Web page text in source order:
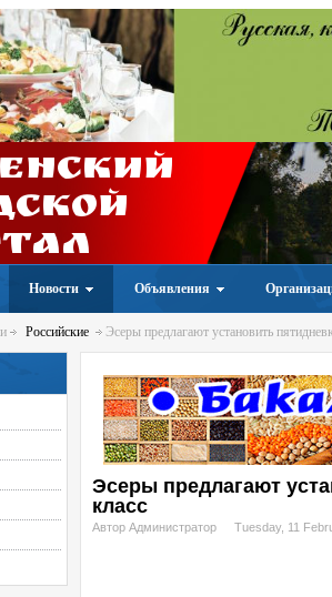
Новости Объявления
Российские Эсеры предлагают установить
Эсеры предлагают
класс
Автор Администратор Tuesday, 11